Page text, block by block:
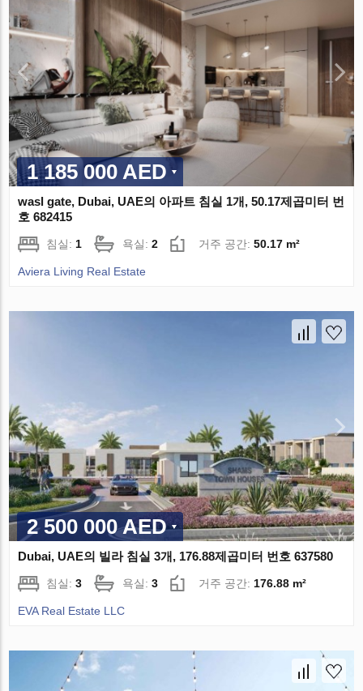
1 185 000 AED
wasl gate, Dubai, UAE의 아파트 침실 1개, 50.17제곱미터 번
호 682415
침실:1 욕실:2 거주 공간:50.17 m²
Aviera Living Real Estate
2 500 000 AED
Dubai, UAE의 빌라 침실 3개, 176.88제곱미터 번호 637580
침실:3 욕실:3 거주 공간: 176.88 m²
EVA Real Estate LLC